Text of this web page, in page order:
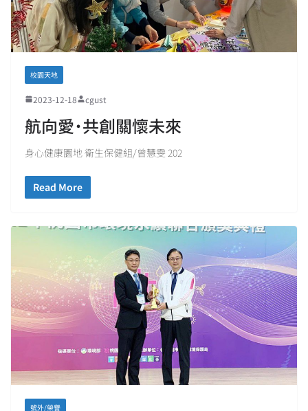
校園天地
2023-12-18 cgust
航向愛˙共創關懷未來
身心健康園地 衛生保健組/曾慧雯 202
Read More
號外/榮譽